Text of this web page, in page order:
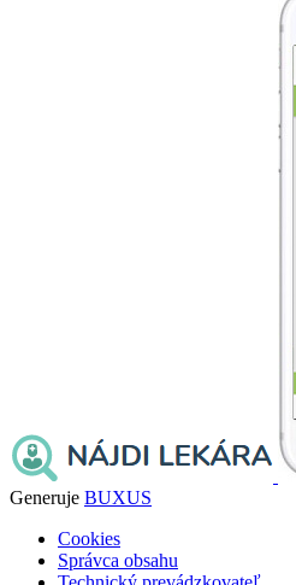
Generuje BUXUS
Cookies
Správca obsahu